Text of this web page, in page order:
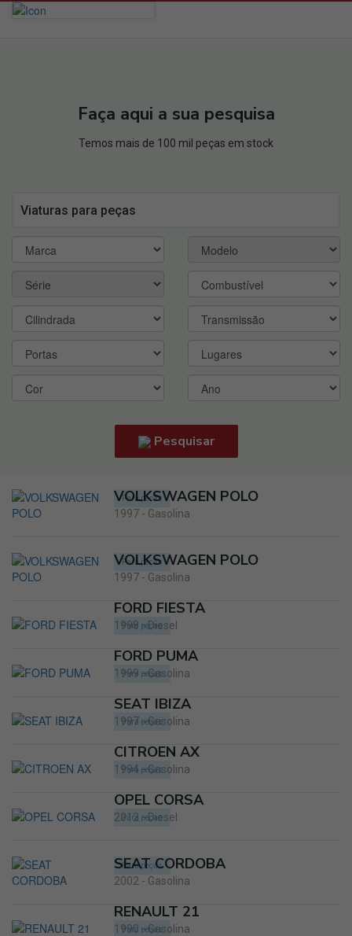
Faça aqui a sua pesquisa
Temos mais de 100 mil peças em stock
Viaturas para peças
Pesquisar
Para peças
VOLKSWAGEN POLO
1997 - Gasolina
Para peças
VOLKSWAGEN POLO
1997 - Gasolina
Para peças
FORD FIESTA
1998 - Diesel
Para peças
FORD PUMA
1999 - Gasolina
Para peças
SEAT IBIZA
1997 - Gasolina
Para peças
CITROEN AX
1994 - Gasolina
Para peças
OPEL CORSA
2012 - Diesel
Para peças
SEAT CORDOBA
2002 - Gasolina
Para peças
RENAULT 21
1990 - Gasolina